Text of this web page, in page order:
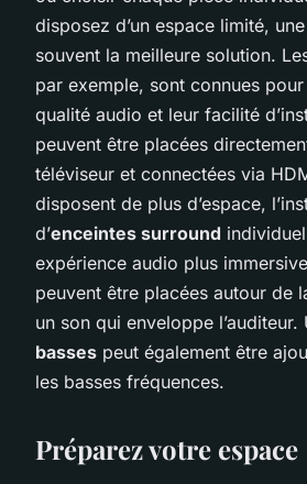
disposez d’un espace limité, une
souvent la meilleure solution.
par exemple, sont connues
qualité audio et leur facilité
peuvent être placées
téléviseur et connectées via
disposent de plus d’espace,
d’enceintes surround
expérience audio plus
peuvent être placées autour de
un son qui enveloppe l’auditeur.
basses peut également être
les basses fréquences.
Préparez votre espace